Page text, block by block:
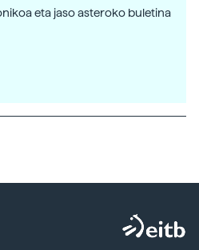
eta jaso asteroko buletina